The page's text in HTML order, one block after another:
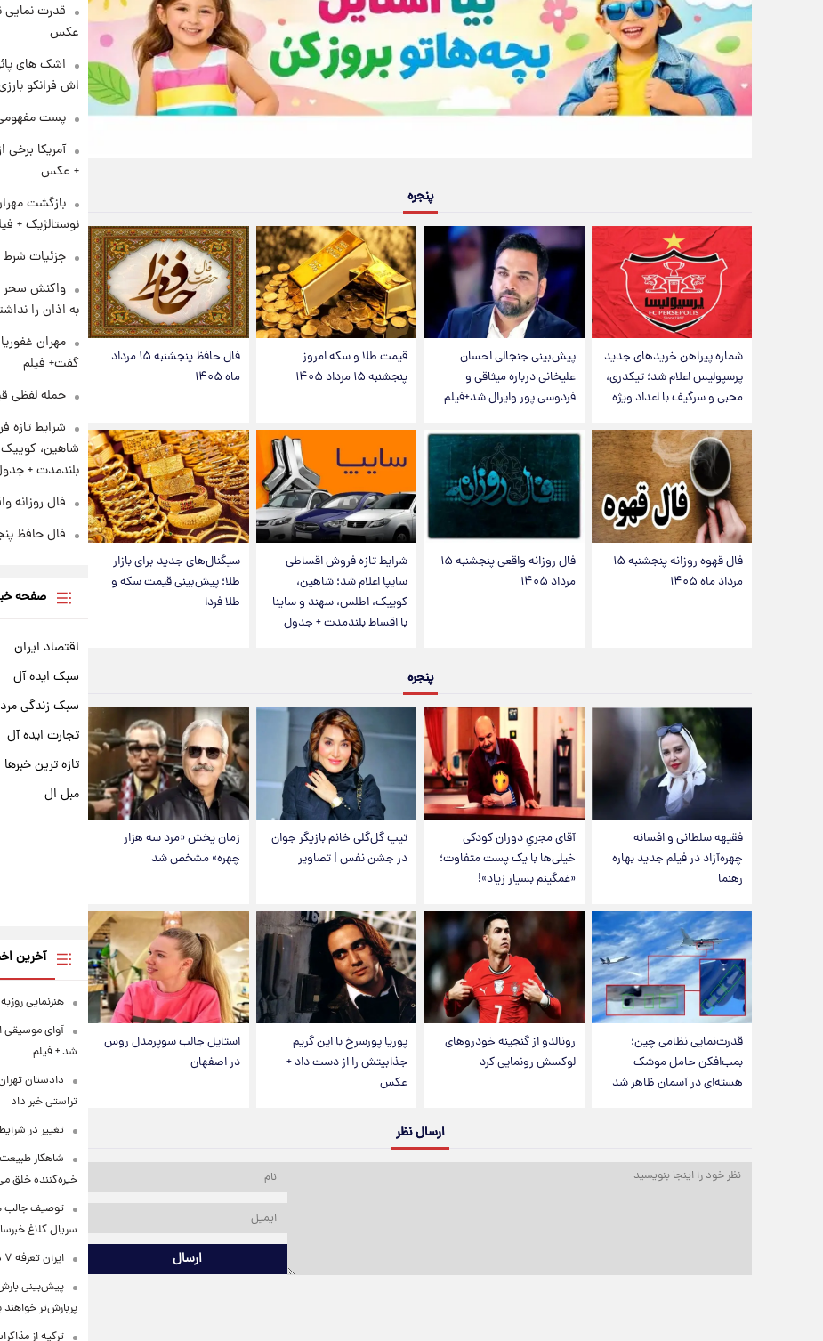
پنجره
شماره پیراهن خریدهای جدید
پرسپولیس اعلام شد؛ تیکدری،
محبی و سرگیف با اعداد ویژه
پیش‌بینی جنجالی احسان
علیخانی درباره میثاقی و
فردوسی پور وایرال شد+فیلم
قیمت طلا و سکه امروز
پنجشنبه ۱۵ مرداد ۱۴۰۵
فال حافظ پنجشنبه ۱۵ مرداد
ماه ۱۴۰۵
فال قهوه روزانه پنجشنبه ۱۵
مرداد ماه ۱۴۰۵
فال روزانه واقعی پنجشنبه ۱۵
مرداد ۱۴۰۵
شرایط تازه فروش اقساطی
سایپا اعلام شد؛ شاهین،
کوییک، اطلس، سهند و ساینا
با اقساط بلندمدت + جدول
سیگنال‌های جدید برای بازار
طلا؛ پیش‌بینی قیمت سکه و
طلا فردا
پنجره
فقیهه سلطانی و افسانه
چهره‌آزاد در فیلم جدید بهاره
رهنما
آقای مجریِ دوران کودکی
خیلی‌ها با یک پست متفاوت؛
«غمگینم بسیار زیاد»!
تیپ گل‌گلی خانم بازیگر جوان
در جشن نفس | تصاویر
زمان پخش «مرد سه هزار
چهره» مشخص شد
قدرت‌نمایی نظامی چین؛
بمب‌افکن حامل موشک
هسته‌ای در آسمان ظاهر شد
رونالدو از گنجینه خودروهای
لوکسش رونمایی کرد
پوریا پورسرخ با این گریم
جذابیتش را از دست داد +
عکس
استایل جالب سوپرمدل روس
در اصفهان
ارسال نظر
ارسال
قدرت
عکس
اشک های
اش فرانکو
پست
آمریکا برخی
+ عکس
بازگشت
نوستالژیک +
جزئیات شرط
واکنش سحر
به اذان را
مهران
گفت+ فیلم
حمله لفظی
شرایط تازه
شاهین،
بلندمدت +
فال روزانه واقعی
فال حافظ پنجشنبه ۱۵
صفحه
اقتصاد ایران
سبک ایده آل
سبک زندگی
تجارت ایده آل
تازه ترین خبرها
مبل ال
آخرین
هنرنمایی
آوای موسیقی
شد + فیلم
دادستان
تراستی خبر داد
تغییر در
شاهکار
خیره‌کننده خلق
توصیف جالب
سریال کلاغ
ایران تعرفه ۷ درصدی تردد از تنگه هرمز را ابلاغ کرد
پیش‌بینی
پربارش‌تر خواهند
ترکیه از